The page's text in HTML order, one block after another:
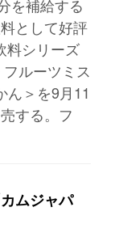
を補給する
として好評
料シリーズ
ルーツミス
ん＞を9月11
する。フ
ムジャパ